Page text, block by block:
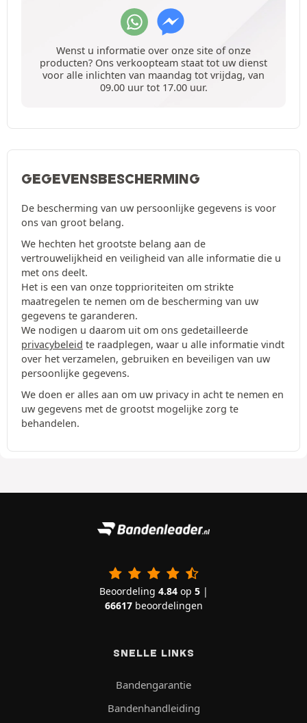
Wenst u informatie over onze site of onze
producten? Ons verkoopteam staat tot uw dienst
voor alle inlichten van maandag tot vrijdag, van
09.00 uur tot 17.00 uur.
GEGEVENSBESCHERMING
De bescherming van uw persoonlijke gegevens is voor
ons van groot belang.
We hechten het grootste belang aan de
vertrouwelijkheid en veiligheid van alle informatie die u
met ons deelt.
Het is een van onze topprioriteiten om strikte
maatregelen te nemen om de bescherming van uw
gegevens te garanderen.
We nodigen u daarom uit om ons gedetailleerde
privacybeleid te raadplegen, waar u alle informatie vindt
over het verzamelen, gebruiken en beveiligen van uw
persoonlijke gegevens.
We doen er alles aan om uw privacy in acht te nemen en
uw gegevens met de grootst mogelijke zorg te
behandelen.
Beoordeling 4.84op 5|
66617beoordelingen
SNELLE LINKS
Bandengarantie
Bandenhandleiding